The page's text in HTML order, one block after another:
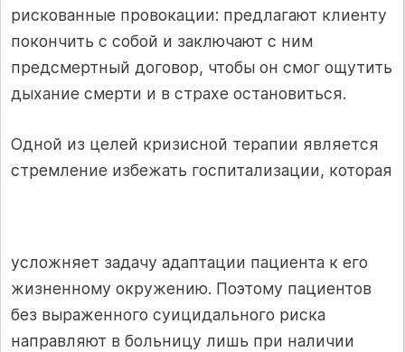
рискованные провокации: предлагают клиенту
покончить с собой и заключают с ним
предсмертный договор, чтобы он смог ощутить
дыхание смерти и в страхе остановиться.
Одной из целей кризисной терапии является
стремление избежать госпитализации, которая
усложняет задачу адаптации пациента к его
жизненному окружению. Поэтому пациентов
без выраженного суицидального риска
направляют в больницу лишь при наличии